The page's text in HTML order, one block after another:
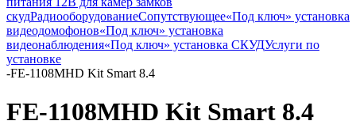
скудРадиооборудованиеСопутствующее«Под ключ» установка
видеодомофонов«Под ключ» установка
видеонаблюдения«Под ключ» установка СКУДУслуги по
установке
-FE-1108MHD Kit Smart 8.4
FE-1108MHD Kit Smart 8.4